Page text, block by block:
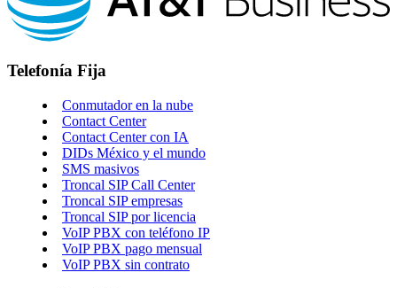
Telefonía Fija
Conmutador en la nube
Contact Center
Contact Center con IA
DIDs México y el mundo
SMS masivos
Troncal SIP Call Center
Troncal SIP empresas
Troncal SIP por licencia
VoIP PBX con teléfono IP
VoIP PBX pago mensual
VoIP PBX sin contrato